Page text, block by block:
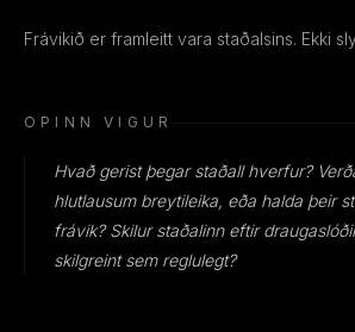
Frávikið er framleitt vara staðalsins. Ekki
OPINN VIGUR
Hvað gerist þegar staðall hverfur?
hlutlausum breytileika, eða halda þeir
frávik? Skilur staðalinn eftir
skilgreint sem reglulegt?